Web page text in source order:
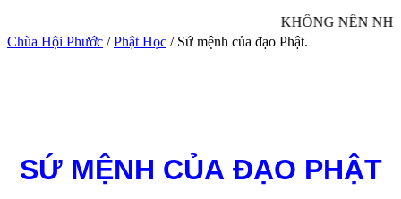
KHÔNG NÊN
Chùa Hội Phước / Phật Học / Sứ mệnh của đạo Phật.
SỨ MỆNH CỦA ĐẠO PHẬT